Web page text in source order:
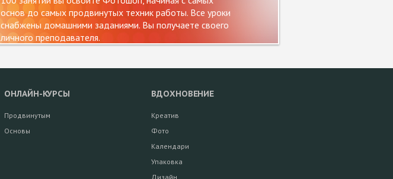
основ до самых продвинутых техник работы. Все уроки
снабжены домашними заданиями. Вы получаете своего
личного преподавателя.
ОНЛАЙН-КУРСЫ
Продвинутым
Основы
ВДОХНОВЕНИЕ
Креатив
Фото
Календари
Упаковка
Дизайн